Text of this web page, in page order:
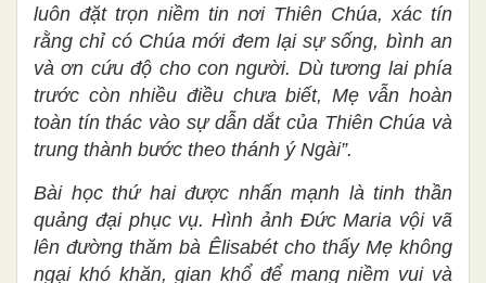
luôn đặt trọn niềm tin nơi Thiên Chúa, xác tín
rằng chỉ có Chúa mới đem lại sự sống, bình an
và ơn cứu độ cho con người. Dù tương lai phía
trước còn nhiều điều chưa biết, Mẹ vẫn hoàn
toàn tín thác vào sự dẫn dắt của Thiên Chúa và
trung thành bước theo thánh ý Ngài”.
Bài học thứ hai được nhấn mạnh là tinh thần
quảng đại phục vụ. Hình ảnh Đức Maria vội vã
lên đường thăm bà Êlisabét cho thấy Mẹ không
ngại khó khăn, gian khổ để mang niềm vui và